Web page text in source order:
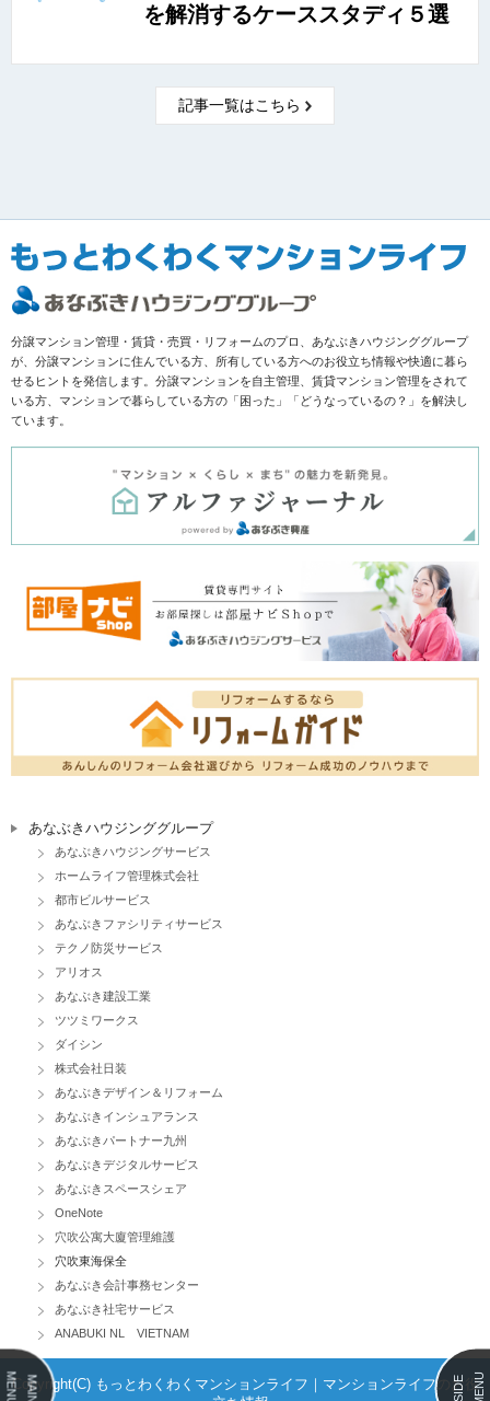
を解消するケーススタディ５選
記事一覧はこちら
分譲マンション管理・賃貸・売買・リフォームのプロ、あなぶきハウジンググループ
が、分譲マンションに住んでいる方、所有している方へのお役立ち情報や快適に暮ら
せるヒントを発信します。分譲マンションを自主管理、賃貸マンション管理をされて
いる方、マンションで暮らしている方の「困った」「どうなっているの？」を解決し
ています。
あなぶきハウジンググループ
あなぶきハウジングサービス
ホームライフ管理株式会社
都市ビルサービス
あなぶきファシリティサービス
テクノ防災サービス
アリオス
あなぶき建設工業
ツツミワークス
ダイシン
株式会社日装
あなぶきデザイン＆リフォーム
あなぶきインシュアランス
あなぶきパートナー九州
あなぶきデジタルサービス
あなぶきスペースシェア
OneNote
穴吹公寓大廈管理維護
穴吹東海保全
あなぶき会計事務センター
あなぶき社宅サービス
ANABUKI NL VIETNAM
Copyright(C) もっとわくわくマンションライフ｜マンションライフのお役
MAIN
MENU SIDE MENU